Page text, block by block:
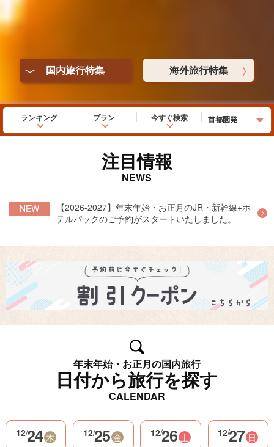
< 国内旅行特集 海外旅行特集 >
ランキング プラン 今すぐ検索
注目情報
NEWS
NEW
【2026-2027】年末年始・お正月のJR・新幹線+ホ
テルパックのご予約がスタートいたしました。
年末年始・お正月の国内旅行
日付から旅行を探す
CALENDAR
12/24 木 12/25 金 12/26 土 12/27 日